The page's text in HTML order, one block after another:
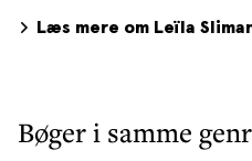
hun endnu en gang slået sit
millioner solgte
Læs mere om Leïla
Bøger i samme